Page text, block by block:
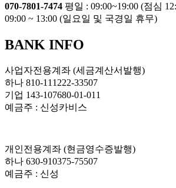
070-7801-7474 평일 : 09:00~19:00 (점심
09:00 ~ 13:00 (일요일 및 국경일 휴무)
BANK INFO
사업자전용계좌 (세금계산서발행)
하나 810-111222-33507
기업 143-107680-01-011
예금주 : 신성카비스
개인전용계좌 (현금영수증발행)
하나 630-910375-75507
예금주 : 신성